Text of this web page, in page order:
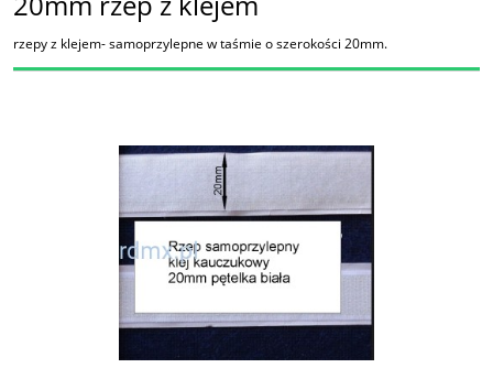
rzepy z klejem- samoprzylepne w taśmie o szerokości 20mm.